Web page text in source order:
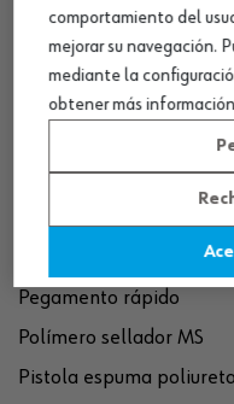
QUÍMICOS
Pegamento rápido
Polímero sellador MS
Pistola espuma
comportamiento del
mejorar su navegación.
mediante la
obtener más